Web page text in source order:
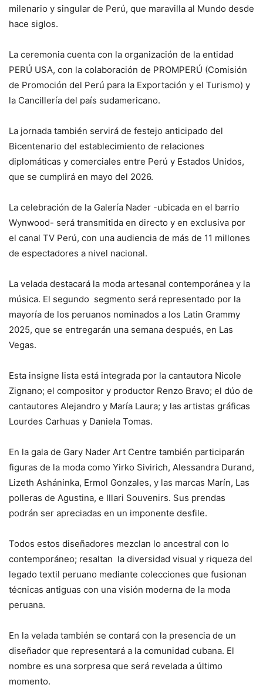
milenario y singular de Perú, que maravilla al Mundo desde
hace siglos.
La ceremonia cuenta con la organización de la entidad
PERÚ USA, con la colaboración de PROMPERÚ (Comisión
de Promoción del Perú para la Exportación y el Turismo) y
la Cancillería del país sudamericano.
La jornada también servirá de festejo anticipado del
Bicentenario del establecimiento de relaciones
diplomáticas y comerciales entre Perú y Estados Unidos,
que se cumplirá en mayo del 2026.
La celebración de la Galería Nader -ubicada en el barrio
Wynwood- será transmitida en directo y en exclusiva por
el canal TV Perú, con una audiencia de más de 11 millones
de espectadores a nivel nacional.
La velada destacará la moda artesanal contemporánea y la
música. El segundo segmento será representado por la
mayoría de los peruanos nominados a los Latin Grammy
2025, que se entregarán una semana después, en Las
Vegas.
Esta insigne lista está integrada por la cantautora Nicole
Zignano; el compositor y productor Renzo Bravo; el dúo de
cantautores Alejandro y María Laura; y las artistas gráficas
Lourdes Carhuas y Daniela Tomas.
En la gala de Gary Nader Art Centre también participarán
figuras de la moda como Yirko Sivirich, Alessandra Durand,
Lizeth Asháninka, Ermol Gonzales, y las marcas Marín, Las
polleras de Agustina, e Illari Souvenirs. Sus prendas
podrán ser apreciadas en un imponente desfile.
Todos estos diseñadores mezclan lo ancestral con lo
contemporáneo; resaltan la diversidad visual y riqueza del
legado textil peruano mediante colecciones que fusionan
técnicas antiguas con una visión moderna de la moda
peruana.
En la velada también se contará con la presencia de un
diseñador que representará a la comunidad cubana. El
nombre es una sorpresa que será revelada a último
momento.